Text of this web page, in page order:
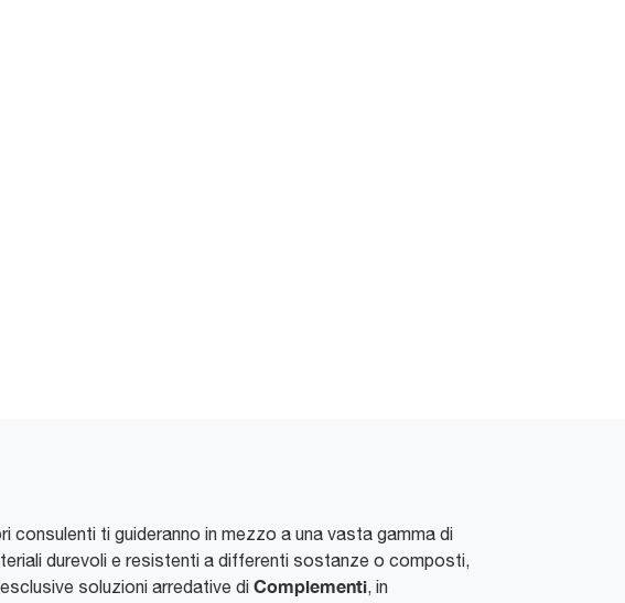
consulenti ti guideranno in mezzo a una vasta gamma di
durevoli e resistenti a differenti sostanze o composti,
soluzioni arredative di Complementi, in